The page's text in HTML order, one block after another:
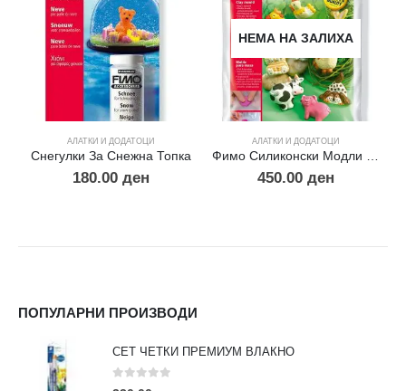
АЛАТКИ И ДОДАТОЦИ
Снегулки За Снежна Топка
180.00 ден
НЕМА НА ЗАЛИХА
АЛАТКИ И ДОДАТОЦИ
Фимо Силиконски Модли -Фарма
450.00 ден
ПОПУЛАРНИ ПРОИЗВОДИ
СЕТ ЧЕТКИ ПРЕМИУМ ВЛАКНО
0 out of 5